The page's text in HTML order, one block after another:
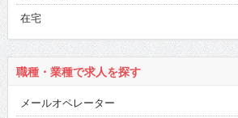
在宅
職種・業種で求人を探す
メールオペレーター